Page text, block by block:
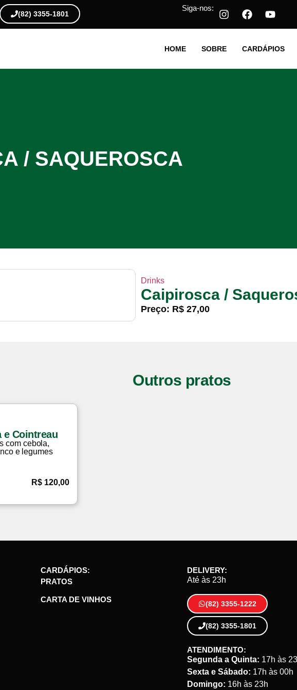
(82) 3355-1801
Siga-nos:
HOME SOBRE CARDÁPIOS
/ SAQUEROSCA
Drinks
Caipirosca /
Preço: R$ 27,00
Outros pratos
e Cointreau
com cebola,
e legumes
R$ 120,00
CARDÁPIOS:
PRATOS
CARTA DE VINHOS
DELIVERY:
Até às 23h
(82) 3355-1222
(82) 3355-1801
ATENDIMENTO:
Segunda a Quinta: 17h às
Sexta e Sábado: 17h às 00h
Domingo: 16h às 23h